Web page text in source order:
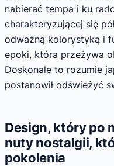
nabierać tempa i ku
charakteryzującej się
odważną kolorystyką i
epoki, która przeżywa
Doskonale to rozumie
postanowił odświeżyć
Design, który po
nuty nostalgii,
pokolenia